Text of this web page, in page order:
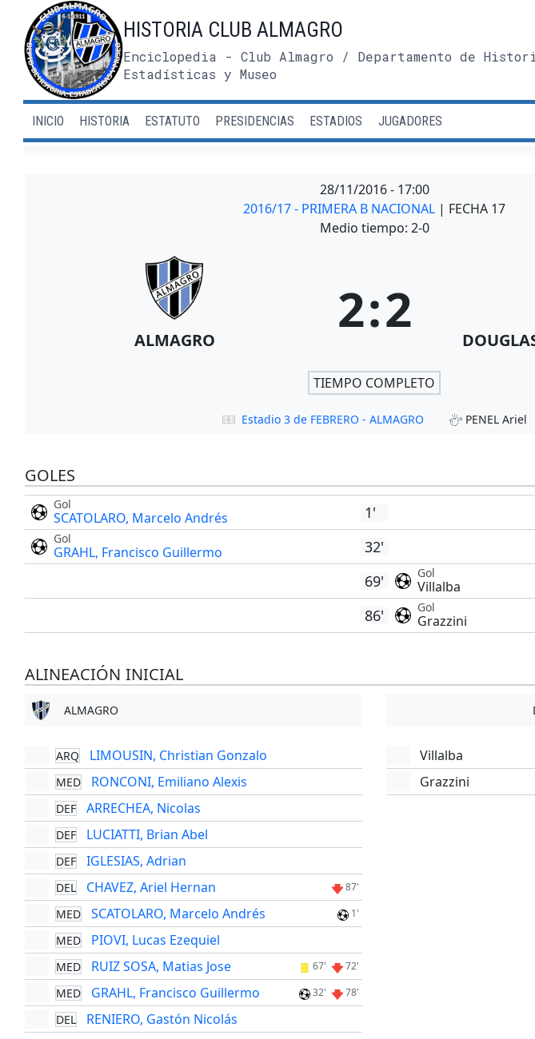
contenido
HISTORIA CLUB ALMAGRO
Enciclopedia - Club Almagro / Departamento de
Estadísticas y Museo
INICIO HISTORIA ESTATUTO PRESIDENCIAS ESTADIOS JUGADORES
28/11/2016- 17:00
2016/17 - PRIMERA B NACIONAL | FECHA 17
Medio tiempo: 2-0
ALMAGRO 2:2
TIEMPO COMPLETO
Estadio 3 de FEBRERO - ALMAGRO PENEL Ariel
GOLES
Gol
SCATOLARO, Marcelo Andrés 1'
Gol
GRAHL, Francisco Guillermo
32'
69'
Gol
Villalba
86' Gol
Grazzini
ALINEACIÓN INICIAL
ALMAGRO
ARQ LIMOUSIN, Christian Gonzalo
MED RONCONI, Emiliano Alexis
DEF ARRECHEA, Nicolas
DEF LUCIATTI, Brian Abel
DEF IGLESIAS, Adrian
DEL CHAVEZ, Ariel Hernan 87'
MED SCATOLARO, Marcelo Andrés 1'
MED PIOVI, Lucas Ezequiel
MED RUIZ SOSA, Matias Jose 67' 72'
MED GRAHL, Francisco Guillermo 32' 78'
DEL RENIERO, Gastón Nicolás
Villalba
Grazzini